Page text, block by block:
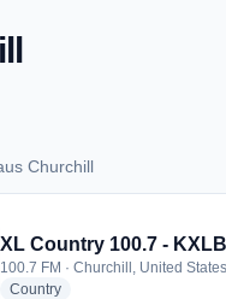
Churchill
Churchill
XL Country 100.7 - KXLB
100.7 FM · Churchill, United States
Countryradio stations